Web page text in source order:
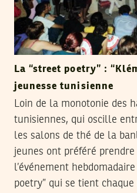
La “street poetry” :
jeunesse tunisienne
Loin de la monotonie des
tunisiennes, qui oscille
les salons de thé de la
jeunes ont préféré
l’événement
poetry” qui se tient